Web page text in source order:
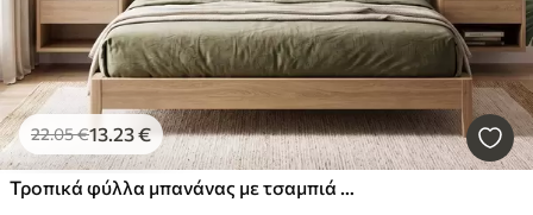
22.05€13 .23€